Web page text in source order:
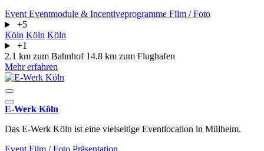
Event Eventmodule & Incentiveprogramme Film / Foto
+5
Köln Köln Köln
+1
2.1 km zum Bahnhof 14.8 km zum Flughafen
Mehr erfahren
E-Werk Köln
Das E-Werk Köln ist eine vielseitige Eventlocation in Mülheim.